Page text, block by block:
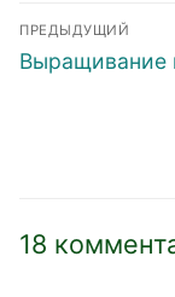
Навигация
по
ПРЕДЫДУЩИЙ
Предыдущая
Выращивание
18